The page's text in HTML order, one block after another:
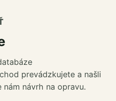
prevádzkujete a našli
návrh na opravu.